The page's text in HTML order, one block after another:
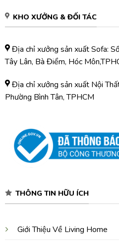
KHO XƯỞNG & ĐỐI TÁC
Địa chỉ xưởng sản xuất Sofa:
Tây Lân, Bà Điểm, Hóc
Địa chỉ xưởng sản xuất Nội
Phường Bình Tân, TPHCM
THÔNG TIN HỮU ÍCH
Giới Thiệu Về Living Home